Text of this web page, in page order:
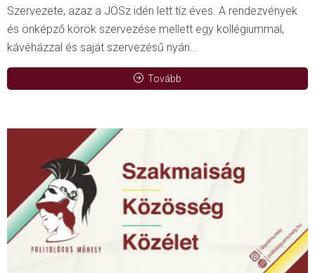
Szervezete, azaz a JÖSz idén lett tíz éves. A rendezvények
és önképző körök szervezése mellett egy kollégiummal,
kávéházzal és saját szervezésű nyári...
Tovább